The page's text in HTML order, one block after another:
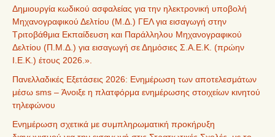
Δημιουργία κωδικού ασφαλείας για την ηλεκτρονική υποβολή
Μηχανογραφικού Δελτίου (Μ.Δ.) ΓΕΛ για εισαγωγή στην
Τριτοβάθμια Εκπαίδευση και Παράλληλου Μηχανογραφικού
Δελτίου (Π.Μ.Δ.) για εισαγωγή σε Δημόσιες Σ.Α.Ε.Κ. (πρώην
Ι.Ε.Κ.) έτους 2026.».
Πανελλαδικές Εξετάσεις 2026: Ενημέρωση των αποτελεσμάτων
μέσω sms – Άνοιξε η πλατφόρμα ενημέρωσης στοιχείων κινητού
τηλεφώνου
Ενημέρωση σχετικά με συμπληρωματική προκήρυξη